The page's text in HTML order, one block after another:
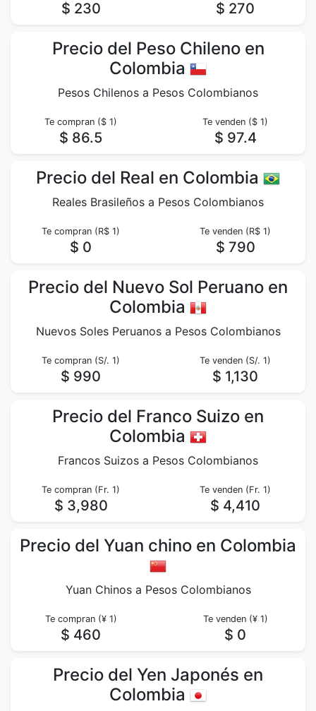
$ 230 $ 270
Precio del Peso Chileno en
Colombia
Pesos Chilenos a Pesos Colombianos
Te compran ($ 1)
$ 86.5
Te venden ($ 1)
$ 97.4
Precio del Real en Colombia
Reales Brasileños a Pesos Colombianos
Te compran (R$ 1)
$ 0
Te venden (R$ 1)
$ 790
Precio del Nuevo Sol Peruano en
Colombia
Nuevos Soles Peruanos a Pesos Colombianos
Te compran (S/. 1)
$ 990
Te venden (S/. 1)
$ 1,130
Precio del Franco Suizo en
Colombia
Francos Suizos a Pesos Colombianos
Te compran (Fr. 1)
$ 3,980
Te venden (Fr. 1)
$ 4,410
Precio del Yuan chino en Colombia
Yuan Chinos a Pesos Colombianos
Te compran (¥ 1)
$ 460
Te venden (¥ 1)
$ 0
Precio del Yen Japonés en
Colombia